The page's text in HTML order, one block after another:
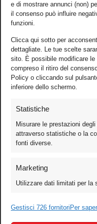
e di mostrare annunci (non)
il consenso può influire
funzioni.
Clicca qui sotto per
dettagliate. Le tue scelte
sito. È possibile modificare le
compreso il ritiro del
Policy o cliccando sul
inferiore dello schermo.
Statistiche
Misurare le prestazioni
attraverso statistiche o la
fonti diverse.
Marketing
Utilizzare dati limitati per la
Gestisci 726 fornitori Per
Games
Test